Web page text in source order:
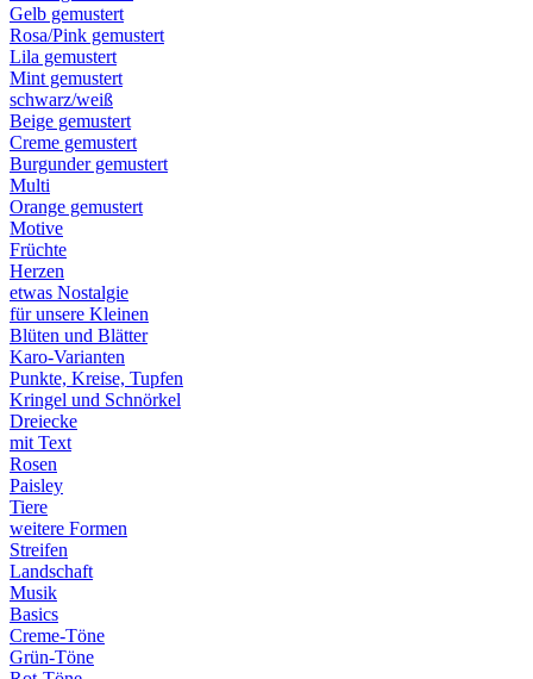
Gelb gemustert
Rosa/Pink gemustert
Lila gemustert
Mint gemustert
schwarz/weiß
Beige gemustert
Creme gemustert
Burgunder gemustert
Multi
Orange gemustert
Motive
Früchte
Herzen
etwas Nostalgie
für unsere Kleinen
Blüten und Blätter
Karo-Varianten
Punkte, Kreise, Tupfen
Kringel und Schnörkel
Dreiecke
mit Text
Rosen
Paisley
Tiere
weitere Formen
Streifen
Landschaft
Musik
Basics
Creme-Töne
Grün-Töne